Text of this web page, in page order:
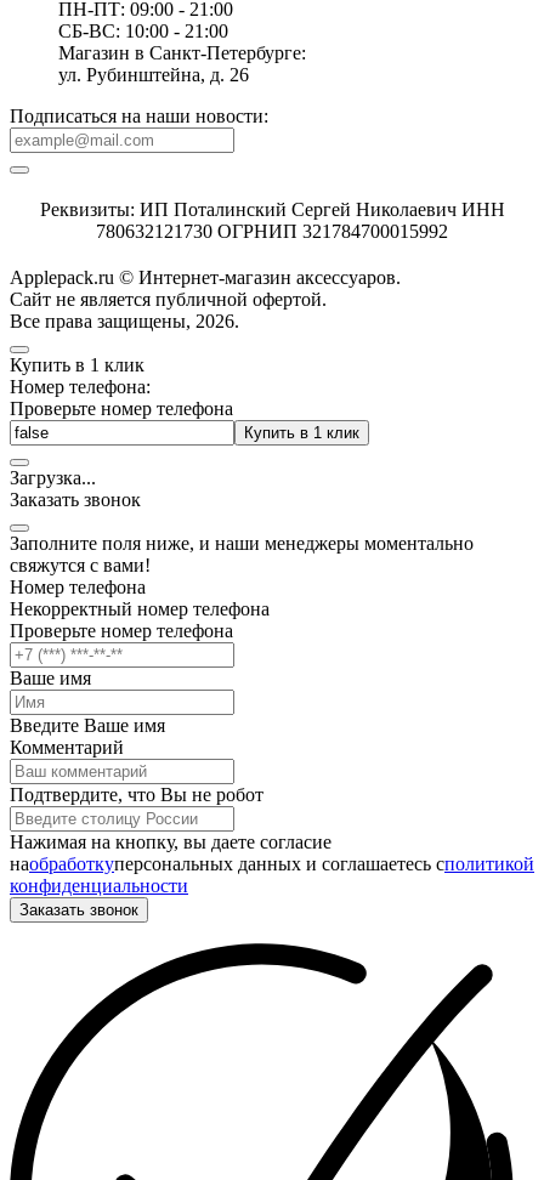
ПН-ПТ: 09:00 - 21:00
СБ-ВС: 10:00 - 21:00
Магазин в Санкт-Петербурге:
ул. Рубинштейна, д. 26
Подписаться на наши новости:
Реквизиты: ИП Поталинский Сергей Николаевич ИНН
780632121730 ОГРНИП 321784700015992
Applepack.ru © Интернет-магазин аксессуаров.
Cайт не является публичной офертой.
Все права защищены, 2026.
Купить в 1 клик
Номер телефона:
Проверьте номер телефона
Купить в 1 клик
Загрузка...
Заказать звонок
Заполните поля ниже, и наши менеджеры моментально
свяжутся с вами!
Номер телефона
Некорректный номер телефона
Проверьте номер телефона
Ваше имя
Введите Ваше имя
Комментарий
Подтвердите, что Вы не робот
Нажимая на кнопку, вы даете согласие
наобработкуперсональных данных и соглашаетесь cполитикой
конфиденциальности
Заказать звонок